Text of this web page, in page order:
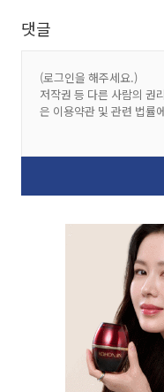
댓글